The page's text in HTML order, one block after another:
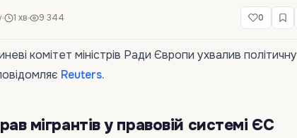
1 хв 9 344 0
комітет міністрів Ради Європи ухвалив політичну
Reuters.
мігрантів у правовій системі ЄС